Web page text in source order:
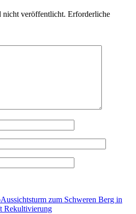
veröffentlicht. Erforderliche
Aussichtsturm zum Schweren Berg in
Rekultivierung